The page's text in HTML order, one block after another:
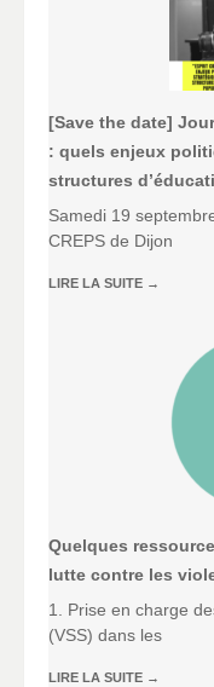
[Save the date]
: quels enjeux
structures
Samedi 19
CREPS de Dijon
LIRE LA SUITE →
Quelques
lutte contre les
1. Prise en charge
(VSS) dans les
LIRE LA SUITE →